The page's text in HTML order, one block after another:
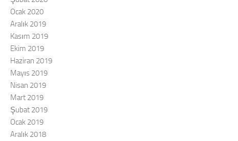
Ocak 2020
Aralık 2019
Kasım 2019
Ekim 2019
Haziran 2019
Mayıs 2019
Nisan 2019
Mart 2019
Şubat 2019
Ocak 2019
Aralık 2018